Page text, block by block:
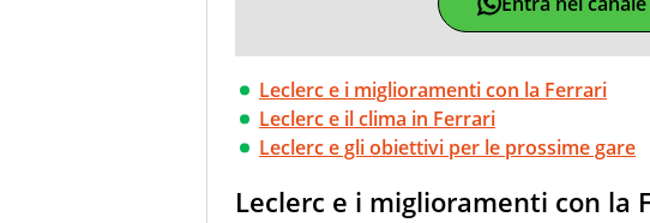
Leclerc e i miglioramenti con la Ferrari
Leclerc e il clima in Ferrari
Leclerc e gli obiettivi per le prossime gare
Leclerc e i miglioramenti con la